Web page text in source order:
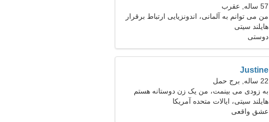
57 ساله, عقرب
من می توانم به آلمانی، اندونزیایی ارتباط برقرار
کنم
هایلند سیتی
دوستی
Justine
22 ساله, برج حمل
به زودی می بینمت، من یک زن دوستانه هستم
هایلند سیتی، ایالات متحده آمریکا
عشق واقعی